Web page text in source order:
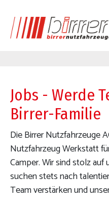
Jobs - Werde
Birrer-Familie
Die Birrer Nutzfahrzeuge
Nutzfahrzeug Werkstatt
Camper. Wir sind stolz
suchen stets nach
Team verstärken und